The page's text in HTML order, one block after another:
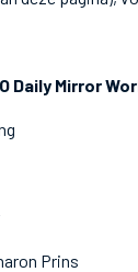
Daily Mirror
Prins